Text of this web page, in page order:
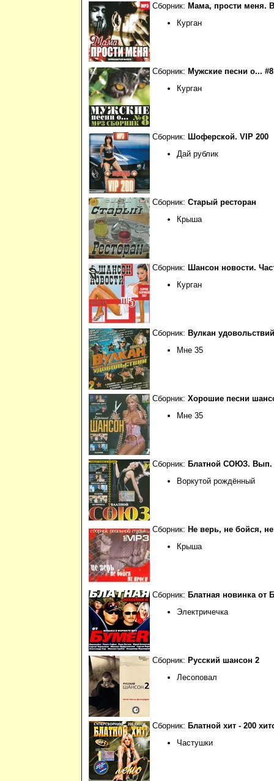
Сборник: Мама, прости меня.
Курган
Сборник: Мужские песни о... #8
Курган
Сборник: Шоферской. VIP 200
Дай рублик
Сборник: Старый ресторан
Крыша
Сборник: Шансон новости.
Курган
Сборник: Вулкан
Мне 35
Сборник: Хорошие песни
Мне 35
Сборник: Блатной СОЮЗ. Вып.
Воркутой рождённый
Сборник: Не верь, не бойся,
Крыша
Сборник: Блатная новинка от
Электричечка
Сборник: Русский шансон 2
Лесоповал
Сборник: Блатной хит - 200
Частушки